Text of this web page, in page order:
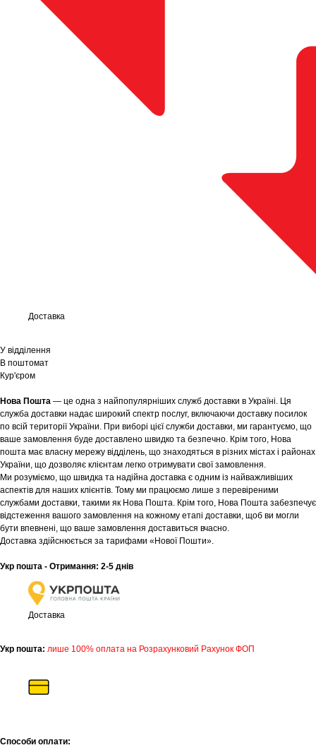
Доставка
У відділення
В поштомат
Кур'єром
Нова Пошта — це одна з найпопулярніших служб доставки в Україні. Ця
служба доставки надає широкий спектр послуг, включаючи доставку посилок
по всій території України. При виборі цієї служби доставки, ми гарантуємо, що
ваше замовлення буде доставлено швидко та безпечно. Крім того, Нова
пошта має власну мережу відділень, що знаходяться в різних містах і районах
України, що дозволяє клієнтам легко отримувати свої замовлення.
Ми розуміємо, що швидка та надійна доставка є одним із найважливіших
аспектів для наших клієнтів. Тому ми працюємо лише з перевіреними
службами доставки, такими як Нова Пошта. Крім того, Нова Пошта забезпечує
відстеження вашого замовлення на кожному етапі доставки, щоб ви могли
бути впевнені, що ваше замовлення доставиться вчасно.
Доставка здійснюється за тарифами «Нової Пошти».
Укр пошта - Отримання: 2-5 днів
Доставка
Укр пошта: лише 100% оплата на Розрахунковий Рахунок ФОП
Способи оплати: